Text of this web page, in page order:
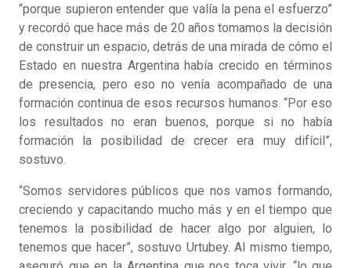
“porque supieron entender que valía la pena el esfuerzo”
y recordó que hace más de 20 años tomamos la decisión
de construir un espacio, detrás de una mirada de cómo el
Estado en nuestra Argentina había crecido en términos
de presencia, pero eso no venía acompañado de una
formación continua de esos recursos humanos. “Por eso
los resultados no eran buenos, porque si no había
formación la posibilidad de crecer era muy difícil”,
sostuvo.
“Somos servidores públicos que nos vamos formando,
creciendo y capacitando mucho más y en el tiempo que
tenemos la posibilidad de hacer algo por alguien, lo
tenemos que hacer”, sostuvo Urtubey. Al mismo tiempo,